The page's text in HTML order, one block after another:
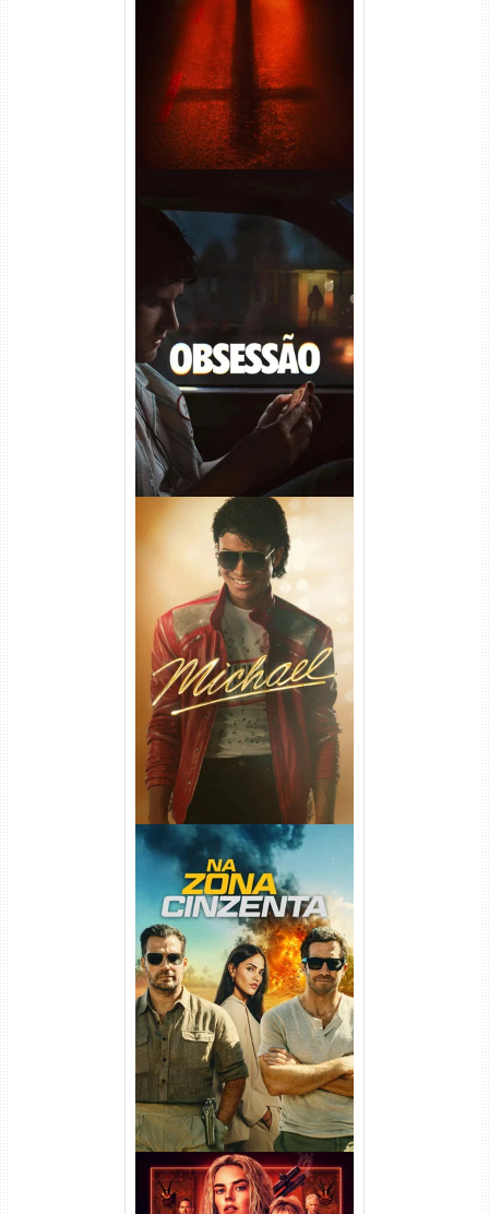
(2026) WEB-DL 1080p Dual
Áudio
Obsessão Torrent (2026)
WEB-DL 1080p/4K Dual
Áudio
Michael Torrent (2026) WEB-
DL 1080p/4K Dual Áudio
Na Zona Cinzenta Torrent
(2026) WEB-DL 1080p/4K
Dual Áudio